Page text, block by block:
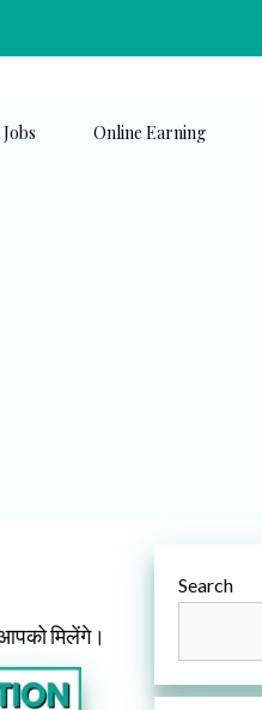
Online Earning
मिलेंगे।
Search